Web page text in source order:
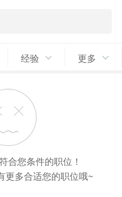
经验 更多
合您条件的职位！
更多合适您的职位哦~